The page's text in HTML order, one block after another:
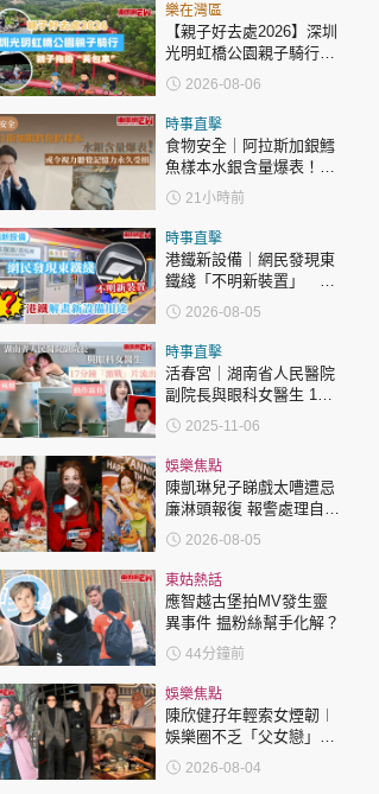
樂在灣區
【親子好去處2026】深圳
光明虹橋公園親子騎行：
「電助力黃包車」2小時
環湖
2026-08-06
時事直擊
食物安全｜阿拉斯加銀鱈
魚樣本水銀含量爆表！或
令視力聽覺記憶力永久受
損
21小時前
時事直擊
港鐵新設備｜網民發現東
鐵綫「不明新裝置」 港
鐵解畫新設備用途
2026-08-05
時事直擊
活春宮｜湖南省人民醫院
副院長與眼科女醫生 17
分鐘「激戰」片流出 動作
露骨 網上瘋傳
2025-11-06
娛樂焦點
陳凱琳兒子睇戲太嘈遭忌
廉淋頭報復 報警處理自責
護子不力 歐錦棠陳倩揚齊
表態「媽媽有責任」
2026-08-05
東姑熱話
應智越古堡拍MV發生靈
異事件 揾粉絲幫手化解？
44分鐘前
娛樂焦點
陳欣健孖年輕索女煙韌︱
娛樂圈不乏「父女戀」
「爺孫戀」 年齡差距最大
達51歲 最受矚目有李龍
2026-08-04